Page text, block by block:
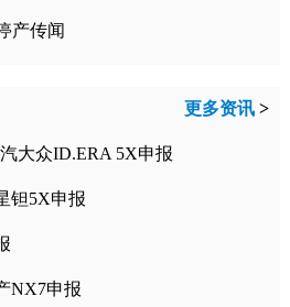
产传闻
更多资讯 >
大众ID.ERA 5X申报
钽5X申报
NX7申报